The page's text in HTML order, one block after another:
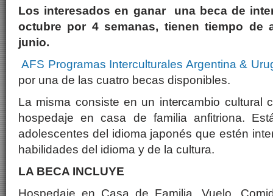
Los interesados en ganar una beca de
octubre por 4 semanas, tienen tiempo de
junio.
AFS Programas Interculturales Argentina &
por una de las cuatro becas disponibles.
La misma consiste en un intercambio cultural
hospedaje en casa de familia anfitriona.
adolescentes del idioma japonés que estén
habilidades del idioma y de la cultura.
LA BECA INCLUYE
Hospedaje en Casa de Familia, Vuelo,